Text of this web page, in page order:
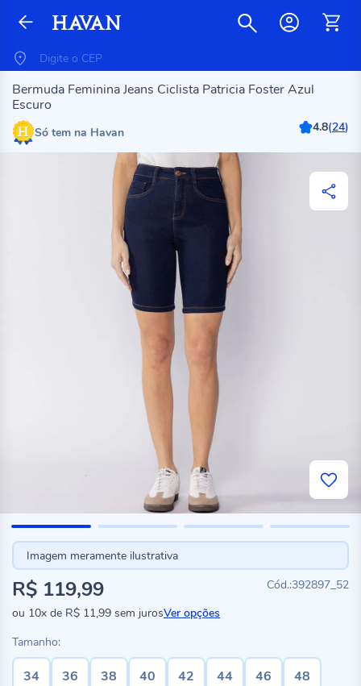
Bermuda Feminina Jeans Ciclista Patricia Foster Azul
Escuro
Só tem na Havan 4.8(24)
Imagem meramente ilustrativa
392897_52
R$ 119,99
ou 10x de R$ 11,99 sem jurosVer opções
Tamanho:
34 36 38 40 42 44 46 48